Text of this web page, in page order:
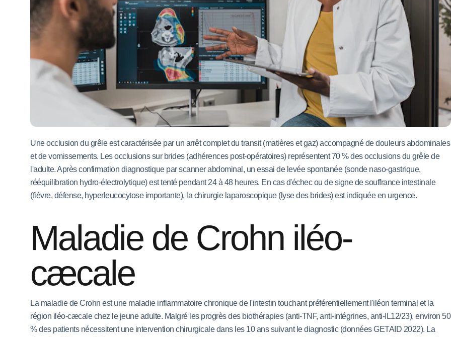
Une occlusion du grêle est caractérisée par un arrêt complet du transit (matières et gaz) accompagné de douleurs abdominales
et de vomissements. Les occlusions sur brides (adhérences post-opératoires) représentent 70 % des occlusions du grêle de
l'adulte. Après confirmation diagnostique par scanner abdominal, un essai de levée spontanée (sonde naso-gastrique,
rééquilibration hydro-électrolytique) est tenté pendant 24 à 48 heures. En cas d'échec ou de signe de souffrance intestinale
(fièvre, défense, hyperleucocytose importante), la chirurgie laparoscopique (lyse des brides) est indiquée en urgence.
Maladie de Crohn iléo-
cæcale
La maladie de Crohn est une maladie inflammatoire chronique de l'intestin touchant préférentiellement l'iléon terminal et la
région iléo-cæcale chez le jeune adulte. Malgré les progrès des biothérapies (anti-TNF, anti-intégrines, anti-IL12/23), environ 50
% des patients nécessitent une intervention chirurgicale dans les 10 ans suivant le diagnostic (données GETAID 2022). La